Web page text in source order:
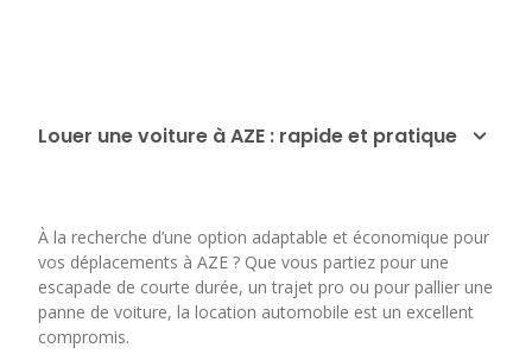
lu ma me je
ve
1
2 3 4
7
Louer une voiture à AZE : rapide et pratique
À la recherche d’une option adaptable et économique pour
vos déplacements à AZE ? Que vous partiez pour une
escapade de courte durée, un trajet pro ou pour pallier une
panne de voiture, la location automobile est un excellent
compromis.